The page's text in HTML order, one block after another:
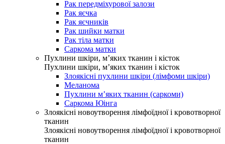
Рак передміхурової залози
Рак яєчка
Рак яєчників
Рак шийки матки
Рак тіла матки
Саркома матки
Пухлини шкіри, м’яких тканин і кісток
Пухлини шкіри, м’яких тканин і кісток
Злоякісні пухлини шкіри (лімфоми шкіри)
Меланома
Пухлини м’яких тканин (саркоми)
Саркома Юінга
Злоякісні новоутворення лімфоїдної і кровотворної
тканин
Злоякісні новоутворення лімфоїдної і кровотворної
тканин